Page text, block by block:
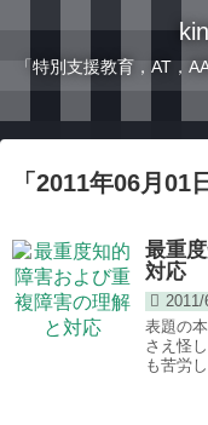
「特別支援教育，AT，
「 2011年06月01日
最重
対応
2011/
表題の
さえ怪
も苦労